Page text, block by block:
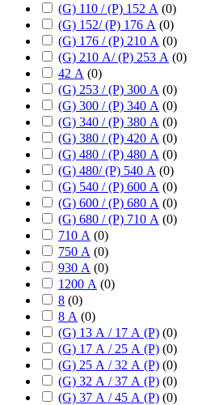
(G) 110 / (P) 152 А (0)
(G) 152/ (P) 176 А (0)
(G) 176 / (P) 210 А (0)
(G) 210 А/ (P) 253 А (0)
42 А (0)
(G) 253 / (P) 300 А (0)
(G) 300 / (P) 340 А (0)
(G) 340 / (P) 380 А (0)
(G) 380 / (P) 420 А (0)
(G) 480 / (P) 480 А (0)
(G) 480/ (P) 540 А (0)
(G) 540 / (P) 600 А (0)
(G) 600 / (P) 680 А (0)
(G) 680 / (P) 710 А (0)
710 А (0)
750 А (0)
930 А (0)
1200 А (0)
8 (0)
8 А (0)
(G) 13 А / 17 А (P) (0)
(G) 17 А / 25 А (P) (0)
(G) 25 А / 32 А (P) (0)
(G) 32 А / 37 А (P) (0)
(G) 37 А / 45 А (P) (0)